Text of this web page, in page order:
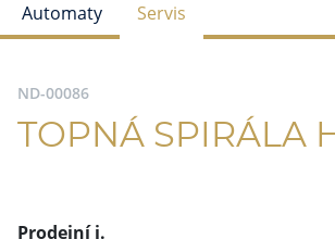
ND-00086
TOPNÁ SPIRÁLA
Prodejní j.
Automaty Servis